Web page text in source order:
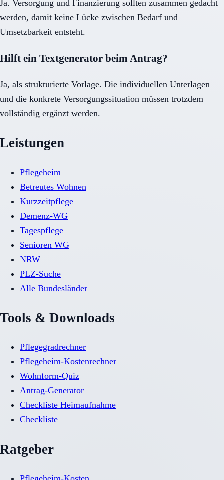
Ja. Versorgung und Finanzierung sollten zusammen gedacht
werden, damit keine Lücke zwischen Bedarf und
Umsetzbarkeit entsteht.
Hilft ein Textgenerator beim Antrag?
Ja, als strukturierte Vorlage. Die individuellen Unterlagen
und die konkrete Versorgungssituation müssen trotzdem
vollständig ergänzt werden.
Leistungen
Pflegeheim
Betreutes Wohnen
Kurzzeitpflege
Demenz-WG
Tagespflege
Senioren WG
NRW
PLZ-Suche
Alle Bundesländer
Tools & Downloads
Pflegegradrechner
Pflegeheim-Kostenrechner
Wohnform-Quiz
Antrag-Generator
Checkliste Heimaufnahme
Checkliste
Ratgeber